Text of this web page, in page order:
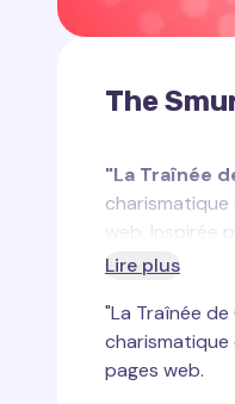
The
"La Traînée
web. Inspirée
traînée de
Que vous
remplit votre
touche
Lire plus
"La Traînée
pages web.